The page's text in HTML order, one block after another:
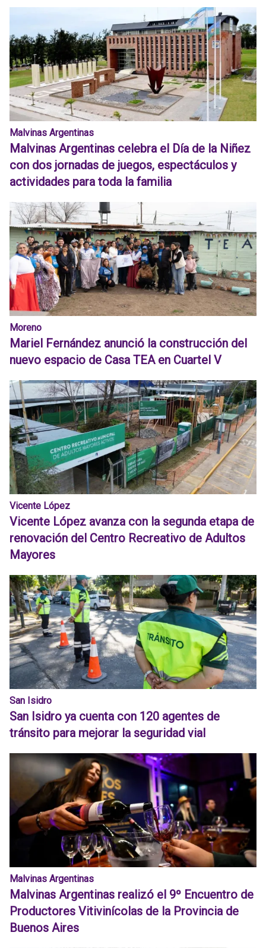
Malvinas Argentinas
Malvinas Argentinas celebra el Día de la Niñez
con dos jornadas de juegos, espectáculos y
actividades para toda la familia
Moreno
Mariel Fernández anunció la construcción del
nuevo espacio de Casa TEA en Cuartel V
Vicente López
Vicente López avanza con la segunda etapa de
renovación del Centro Recreativo de Adultos
Mayores
San Isidro
San Isidro ya cuenta con 120 agentes de
tránsito para mejorar la seguridad vial
Malvinas Argentinas
Malvinas Argentinas realizó el 9º Encuentro de
Productores Vitivinícolas de la Provincia de
Buenos Aires